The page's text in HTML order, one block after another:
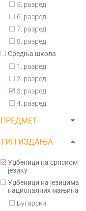
5. разред
6. разред
7. разред
8. разред
Средња школа
1. разред
2. разред
3. разред
4. разред
ПРЕДМЕТ
ТИП ИЗДАЊА
Уџбеници на српском
језику
Уџбеници на језицима
националних мањина
Бугарски